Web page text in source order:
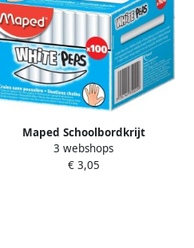
Maped Schoolbordkrijt
White'Peps doos Ã¡ 100 stuks wit
3 webshops
€ 3,05